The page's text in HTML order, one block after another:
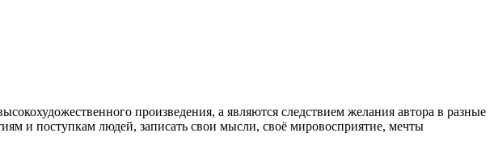
произведения, а являются следствием желания автора в разные
и поступкам людей, записать свои мысли, своё мировосприятие, мечты